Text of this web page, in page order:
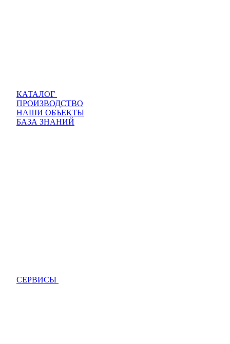
КАТАЛОГ
ПРОИЗВОДСТВО
НАШИ ОБЪЕКТЫ
БАЗА ЗНАНИЙ
СЕРВИСЫ